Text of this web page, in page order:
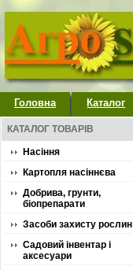
Головна Каталог
КАТАЛОГ ТОВАРІВ
Насіння
Картопля насіннєва
Добрива, грунти,
біопрепарати
Засоби захисту рослин
Садовий інвентар і
аксесуари